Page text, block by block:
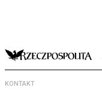
KONTAKT